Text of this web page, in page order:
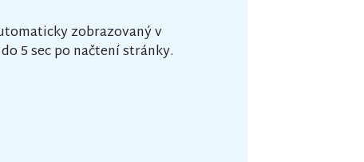
zobrazovaný v
5 sec po načtení stránky.